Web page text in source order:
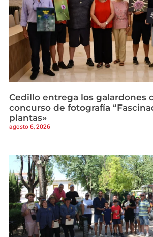
Cedillo entrega los galardones
concurso de fotografía
plantas»
agosto 6, 2026